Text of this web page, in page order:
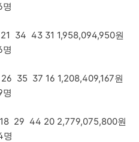
명
34 43 31 1,958,094,950원
명
35 37 16 1,208,409,167원
명
29 44 20 2,779,075,800원
명